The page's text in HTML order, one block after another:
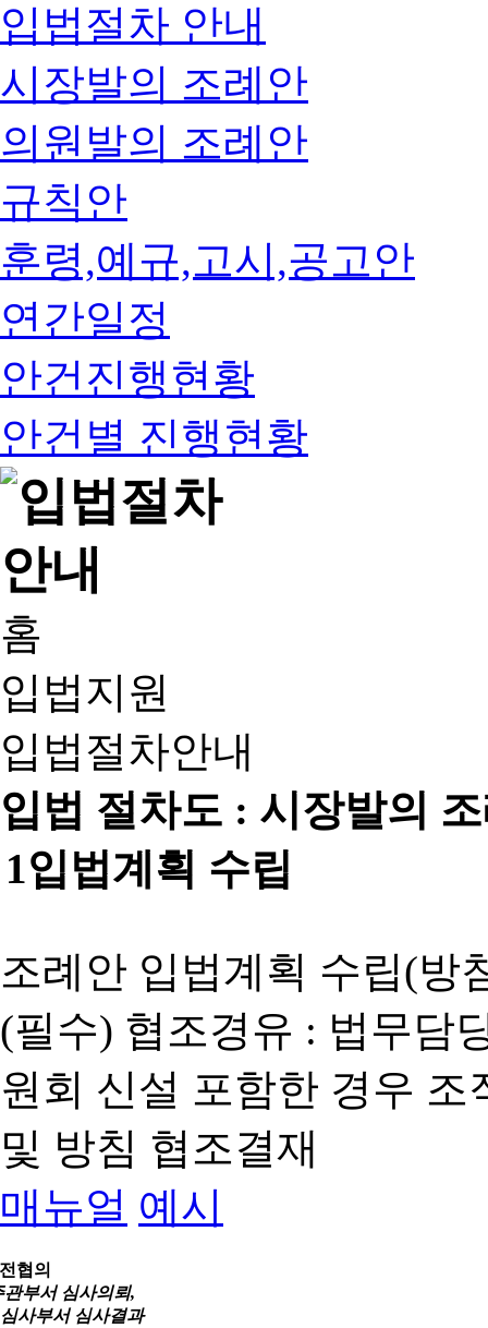
입법절차 안내
시장발의 조례안
의원발의 조례안
규칙안
훈령,예규,고시,공고안
연간일정
안건진행현황
안건별 진행현황
홈
입법지원
입법절차안내
입법 절차도 : 시장발의
1입법계획 수립
조례안 입법계획 수립(방
(필수) 협조경유 : 법무담
원회 신설 포함한 경우
및 방침 협조결재
매뉴얼 예시
협의
관부서 심사의뢰,
심사부서 심사결과